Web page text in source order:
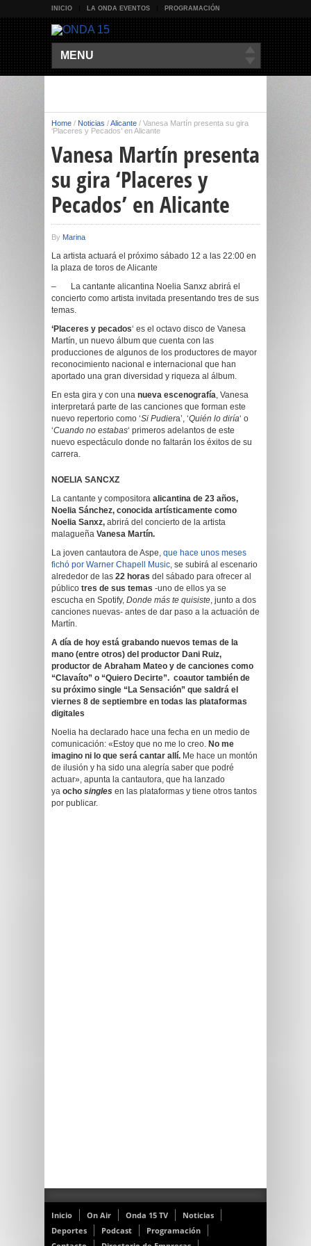
INICIO LA ONDA EVENTOS PROGRAMACIÓN
MENU
Home / Noticias /Alicante / Vanesa Martín presenta su gira
‘Placeres y Pecados’ en Alicante
Vanesa Martín presenta
su gira ‘Placeres y
Pecados’ en Alicante
By Marina
La artista actuará el próximo sábado 12 a las 22:00 en
la plaza de toros de Alicante
– La cantante alicantina Noelia Sanxz abrirá el
concierto como artista invitada presentando tres de sus
temas.
‘Placeres y pecados‘ es el octavo disco de Vanesa
Martín, un nuevo álbum que cuenta con las
producciones de algunos de los productores de mayor
reconocimiento nacional e internacional que han
aportado una gran diversidad y riqueza al álbum.
En esta gira y con una nueva escenografía, Vanesa
interpretará parte de las canciones que forman este
nuevo repertorio como ‘Si Pudiera’, ‘Quién lo diría‘ o
‘Cuando no estabas‘ primeros adelantos de este
nuevo espectáculo donde no faltarán los éxitos de su
carrera.
NOELIA SANCXZ
La cantante y compositora alicantina de 23 años,
Noelia Sánchez, conocida artísticamente como
Noelia Sanxz, abrirá del concierto de la artista
malagueña Vanesa Martín.
La joven cantautora de Aspe, que hace unos meses
fichó por Warner Chapell Music, se subirá al escenario
alrededor de las 22 horas del sábado para ofrecer al
público tres de sus temas -uno de ellos ya se
escucha en Spotify, Donde más te quisiste, junto a dos
canciones nuevas- antes de dar paso a la actuación de
Martín.
A día de hoy está grabando nuevos temas de la
mano (entre otros) del productor Dani Ruiz,
productor de Abraham Mateo y de canciones como
“Clavaíto” o “Quiero Decirte”. coautor también de
su próximo single “La Sensación” que saldrá el
viernes 8 de septiembre en todas las plataformas
digitales
Noelia ha declarado hace una fecha en un medio de
comunicación: «Estoy que no me lo creo. No me
imagino ni lo que será cantar allí. Me hace un montón
de ilusión y ha sido una alegría saber que podré
actuar», apunta la cantautora, que ha lanzado
ya ocho singles en las plataformas y tiene otros tantos
por publicar.
Inicio On Air Onda 15 TV
Noticias
Deportes
Podcast
Programación